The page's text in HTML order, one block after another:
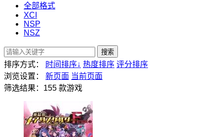
全部格式
XCI
NSP
NSZ
搜索
排序方式： 时间排序↓ 热度排序 评分排序
浏览设置：
新页面 当前页面
筛选结果： 155 款游戏